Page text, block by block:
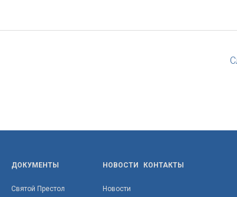
ДОКУМЕНТЫ
Святой Престол
НОВОСТИ
Новости
КОНТАКТЫ